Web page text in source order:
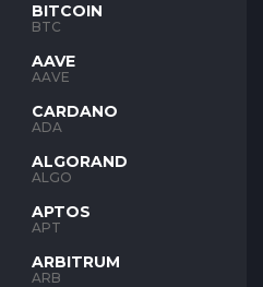
BITCOIN
BTC
AAVE
AAVE
CARDANO
ADA
ALGORAND
ALGO
APTOS
APT
ARBITRUM
ARB